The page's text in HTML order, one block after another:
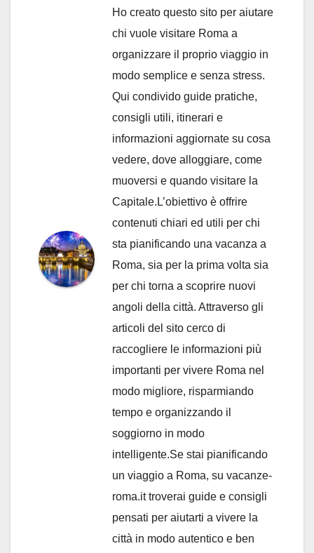
Ho creato questo sito per aiutare
chi vuole visitare Roma a
organizzare il proprio viaggio in
modo semplice e senza stress.
Qui condivido guide pratiche,
consigli utili, itinerari e
informazioni aggiornate su cosa
vedere, dove alloggiare, come
muoversi e quando visitare la
Capitale.L’obiettivo è offrire
contenuti chiari ed utili per chi
sta pianificando una vacanza a
Roma, sia per la prima volta sia
per chi torna a scoprire nuovi
angoli della città. Attraverso gli
articoli del sito cerco di
raccogliere le informazioni più
importanti per vivere Roma nel
modo migliore, risparmiando
tempo e organizzando il
soggiorno in modo
intelligente.Se stai pianificando
un viaggio a Roma, su vacanze-
roma.it troverai guide e consigli
pensati per aiutarti a vivere la
città in modo autentico e ben